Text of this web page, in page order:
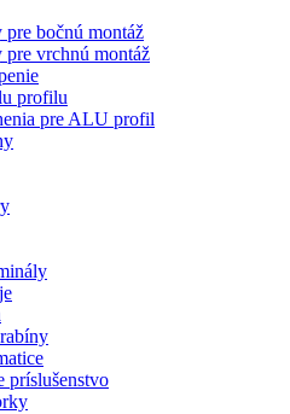
bočnú montáž
vrchnú montáž
profilu
pre ALU profil
príslušenstvo